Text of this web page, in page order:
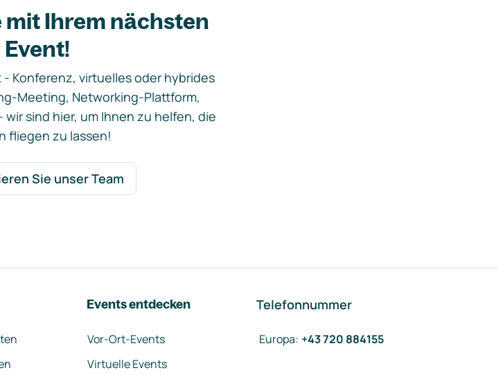
mit Ihrem nächsten
Event!
- Konferenz, virtuelles oder hybrides
Meeting, Networking-Plattform,
sind hier, um Ihnen zu helfen, die
fliegen zu lassen!
Sie unser Team
Events entdecken
Vor-Ort-Events
Virtuelle Events
Telefonnummer
Europa: +43 720 884155